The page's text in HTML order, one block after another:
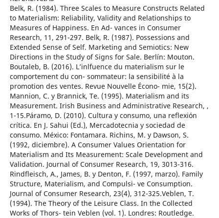
Belk, R. (1984). Three Scales to Measure Constructs Related
to Materialism: Reliability, Validity and Relationships to
Measures of Happiness. En Ad- vances in Consumer
Research, 11, 291-297. Belk, R. (1987). Possessions and
Extended Sense of Self. Marketing and Semiotics: New
Directions in the Study of Signs for Sale. Berlín: Mouton.
Boutaleb, B. (2016). L’inlfuence du materialism sur le
comportement du con- sommateur: la sensibilité à la
promotion des ventes. Revue Nouvelle Écono- mie, 15(2).
Mannion, C. y Brannick, Te. (1995). Materialism and its
Measurement. Irish Business and Administrative Research, ,
1-15.Páramo, D. (2010). Cultura y consumo, una reflexión
crítica. En J. Sahui (Ed.), Mercadotecnia y sociedad de
consumo. México: Fontamara. Richins, M. y Dawson, S.
(1992, diciembre). A Consumer Values Orientation for
Materialism and Its Measurement: Scale Development and
Validation. Journal of Consumer Research, 19, 3013-316.
Rindfleisch, A., James, B. y Denton, F. (1997, marzo). Family
Structure, Materialism, and Compulsi- ve Consumption.
Journal of Consumer Research, 23(4), 312-325.Veblen, T.
(1994). The Theory of the Leisure Class. In the Collected
Works of Thors- tein Veblen (vol. 1). Londres: Routledge.